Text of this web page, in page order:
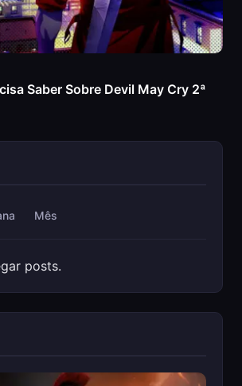
Saber Sobre Devil May Cry 2ª
Mês
posts.